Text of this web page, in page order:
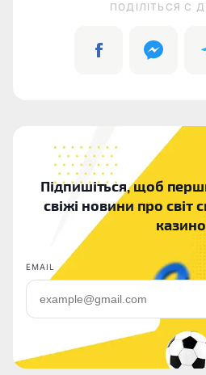
ПОДІЛІТЬСЯ C
Підпишіться, щоб
свіжі новини про світ
казино
EMAIL